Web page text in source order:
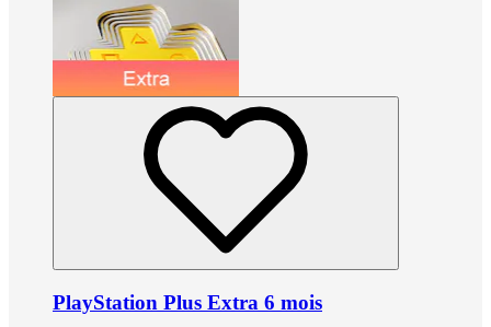
PlayStation Plus Extra 6 mois